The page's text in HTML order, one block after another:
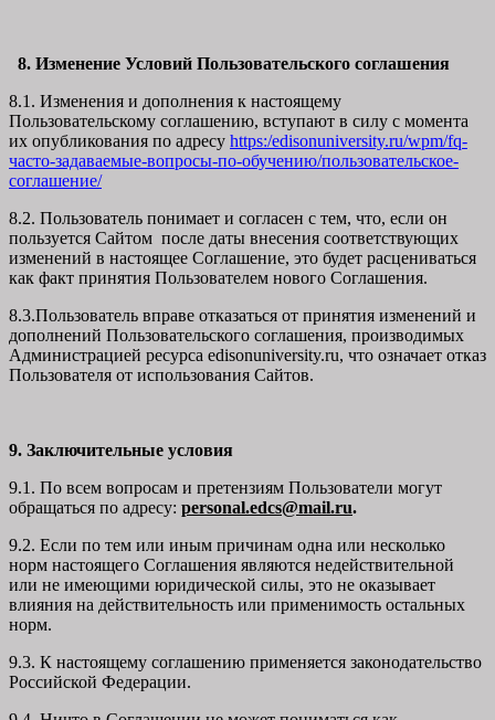
8. Изменение Условий Пользовательского соглашения
8.1. Изменения и дополнения к настоящему
Пользовательскому соглашению, вступают в силу с момента
их опубликования по адресу https:/edisonuniversity.ru/wpm/fq-
часто-задаваемые-вопросы-по-обучению/пользовательское-
соглашение/
8.2. Пользователь понимает и согласен с тем, что, если он
пользуется Сайтом после даты внесения соответствующих
изменений в настоящее Соглашение, это будет расцениваться
как факт принятия Пользователем нового Соглашения.
8.3.Пользователь вправе отказаться от принятия изменений и
дополнений Пользовательского соглашения, производимых
Администрацией ресурса edisonuniversity.ru, что означает отказ
Пользователя от использования Сайтов.
9. Заключительные условия
9.1. По всем вопросам и претензиям Пользователи могут
обращаться по адресу: personal.edcs@mail.ru.
9.2. Если по тем или иным причинам одна или несколько
норм настоящего Соглашения являются недействительной
или не имеющими юридической силы, это не оказывает
влияния на действительность или применимость остальных
норм.
9.3. К настоящему соглашению применяется законодательство
Российской Федерации.